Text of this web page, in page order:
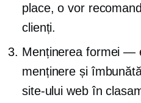
place, o vor
clienți.
Menținerea formei —
menținere și
site-ului web în